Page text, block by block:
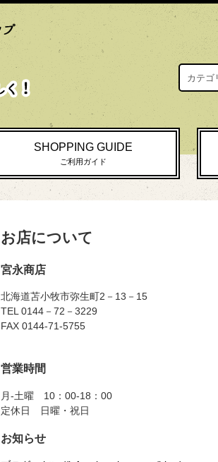
SHOPPING GUIDE
ご利用ガイド
お店について
宮永商店
北海道苫小牧市弥生町2－13－15
TEL 0144－72－3229
FAX 0144-71-5755
営業時間
月-土曜 10：00-18：00
定休日 日曜・祝日
お知らせ